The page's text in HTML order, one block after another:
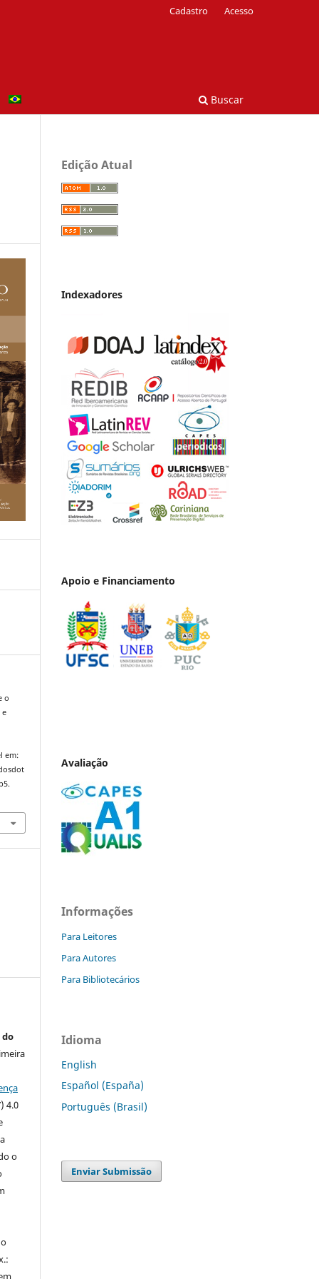
Buscar
Cadastro Acesso
o
e
em:
do
4.0
o
Edição Atual
Indexadores
Apoio e Financiamento
Avaliação
Informações
Para Leitores
Para Autores
Para Bibliotecários
Idioma
English
Español (España)
Português (Brasil)
Enviar Submissão